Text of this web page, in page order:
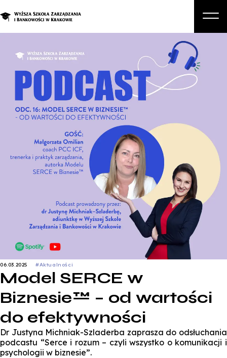
Studia podyplomowe i kursy
Student
Biznes
Zapisz się na studia
06.03.2025 #Aktualności
Model SERCE w
Biznesie™ – od wartości
do efektywności
Dr Justyna Michniak-Szladerba zaprasza do odsłuchania
podcastu “Serce i rozum – czyli wszystko o komunikacji i
psychologii w biznesie”.